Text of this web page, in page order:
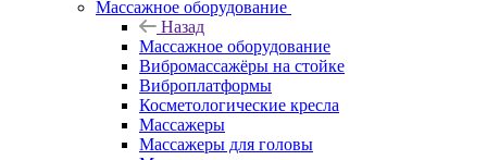
Массажное оборудование
Назад
Массажное оборудование
Вибромассажёры на стойке
Виброплатформы
Косметологические кресла
Массажеры
Массажеры для головы